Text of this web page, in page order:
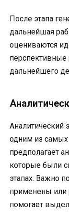
После этапа
дальнейшая
оцениваются
дальнейшего
Аналитический
одним из самых
предполагает
которые были
этапах. Важно
применены или
помогает